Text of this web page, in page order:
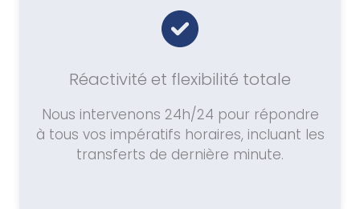
Réactivité et flexibilité totale
Nous intervenons 24h/24 pour répondre
à tous vos impératifs horaires, incluant les
transferts de dernière minute.